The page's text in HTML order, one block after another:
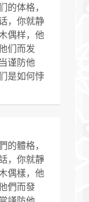
的体格，
，你就静
偶样，他
们而发
谨防他
是如何悖
的體格，
，你就靜
偶樣，他
們而發